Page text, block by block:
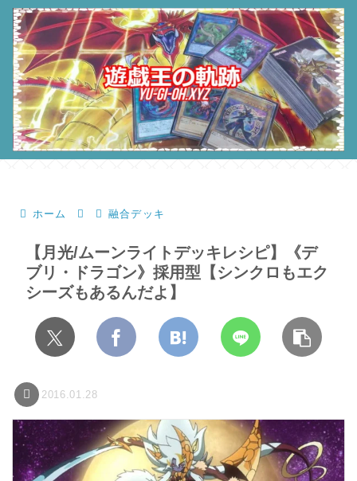
ホーム 融合デッキ
【月光/ムーンライトデッキレシピ】《デ
ブリ・ドラゴン》採用型【シンクロもエク
シーズもあるんだよ】
2016.01.28